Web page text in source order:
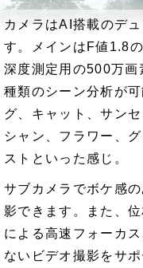
カメラはAI搭載のデ
す。メインはF値1.8
深度測定用の500万
種類のシーン分析が
グ、キャット、サン
シャン、フラワー、
ストといった感じ。
サブカメラでボケ感
影できます。また、
による高速フォーカ
ないビデオ撮影をサ